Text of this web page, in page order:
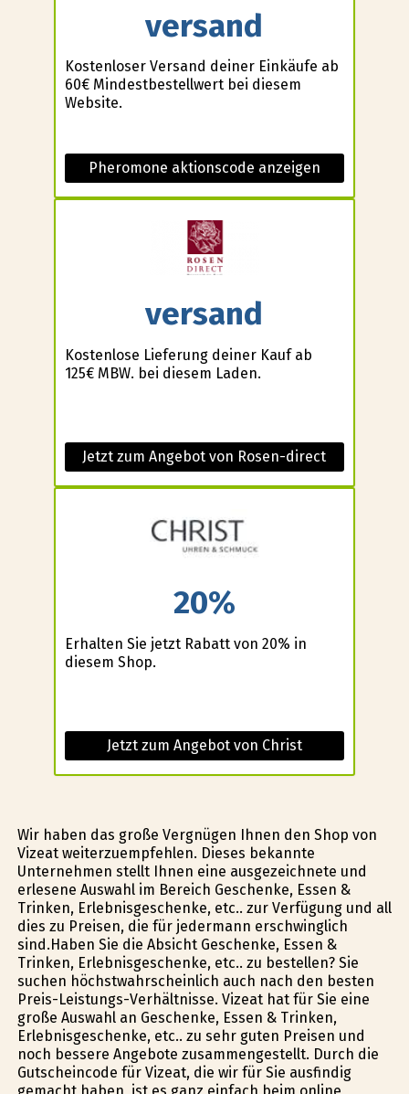
versand
Kostenloser Versand deiner Einkäufe ab
60€ Mindestbestellwert bei diesem
Website.
Pheromone aktionscode anzeigen
versand
Kostenlose Lieferung deiner Kauf ab
125€ MBW. bei diesem Laden.
Jetzt zum Angebot von Rosen-direct
20%
Erhalten Sie jetzt Rabatt von 20% in
diesem Shop.
Jetzt zum Angebot von Christ
Wir haben das große Vergnügen Ihnen den Shop von
Vizeat weiterzuempfehlen. Dieses bekannte
Unternehmen stellt Ihnen eine ausgezeichnete und
erlesene Auswahl im Bereich Geschenke, Essen &
Trinken, Erlebnisgeschenke, etc.. zur Verfügung und all
dies zu Preisen, die für jedermann erschwinglich
sind.Haben Sie die Absicht Geschenke, Essen &
Trinken, Erlebnisgeschenke, etc.. zu bestellen? Sie
suchen höchstwahrscheinlich auch nach den besten
Preis-Leistungs-Verhältnisse. Vizeat hat für Sie eine
große Auswahl an Geschenke, Essen & Trinken,
Erlebnisgeschenke, etc.. zu sehr guten Preisen und
noch bessere Angebote zusammengestellt. Durch die
Gutscheincode für Vizeat, die wir für Sie ausfindig
gemacht haben, ist es ganz einfach beim online